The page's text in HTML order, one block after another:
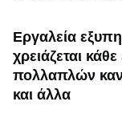
Εργαλεία
χρειάζεται
πολλαπλών
και άλλα